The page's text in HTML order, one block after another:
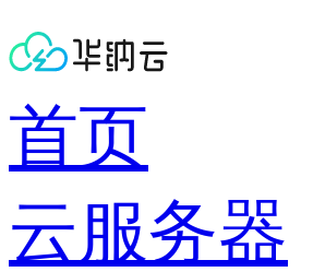
首页
云服务器